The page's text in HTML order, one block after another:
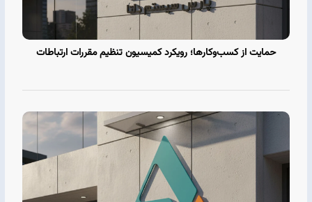
حمایت از کسب‌وکارها؛ رویکرد کمیسیون تنظیم مقررات ارتباطات